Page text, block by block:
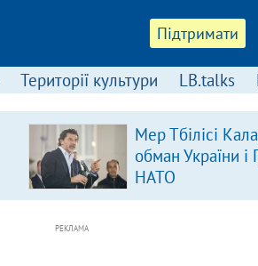
Підтримати
Території культури LB.talks
Мер Тбілісі
обман України і
НАТО
РЕКЛАМА